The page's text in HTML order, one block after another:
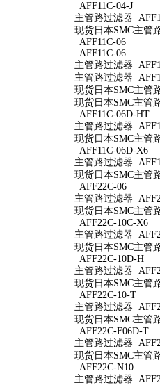
AFF11C-04-J
主管路过滤器
现货日本SMC主管
AFF11C-06
AFF11C-06
主管路过滤器
主管路过滤器
现货日本SMC主管
现货日本SMC主管
AFF11C-06D-HT
主管路过滤器
现货日本SMC主管
AFF11C-06D-X6
主管路过滤器
现货日本SMC主管
AFF22C-06
主管路过滤器
现货日本SMC主管
AFF22C-10C-X6
主管路过滤器
现货日本SMC主管
AFF22C-10D-H
主管路过滤器
现货日本SMC主管
AFF22C-10-T
主管路过滤器
现货日本SMC主管
AFF22C-F06D-T
主管路过滤器
现货日本SMC主管
AFF22C-N10
主管路过滤器